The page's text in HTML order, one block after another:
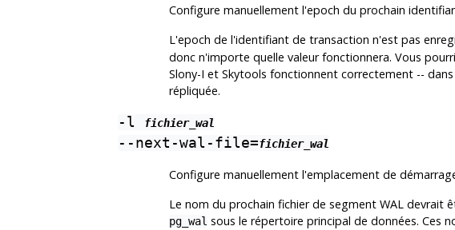
Configure manuellement l'epoch du prochain
L'epoch de l'identifiant de transaction n'est pas
donc n'importe quelle valeur fonctionnera. Vous
Slony-I et Skytools fonctionnent correctement --
répliquée.
-l fichier_wal
--next-wal-file=fichier_wal
Configure manuellement l'emplacement de
Le nom du prochain fichier de segment WAL devrait
pg_wal sous le répertoire principal de données. Ces